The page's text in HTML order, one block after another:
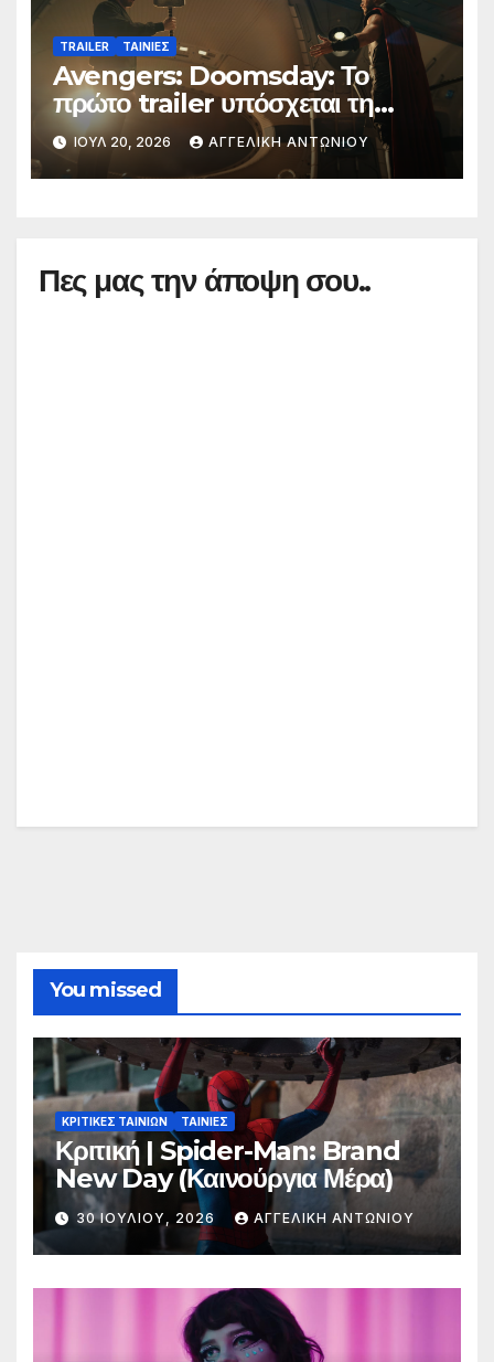
TRAILER ΤΑΙΝΙΕΣ
Avengers: Doomsday: Το
πρώτο trailer υπόσχεται τη
μεγαλύτερη μάχη στην ιστορία
της Marvel
ΙΟΎΛ 20, 2026 ΑΓΓΕΛΙΚΉ ΑΝΤΩΝΊΟΥ
Πες μας την άποψη σου..
You missed
ΚΡΙΤΙΚΕΣ ΤΑΙΝΙΩΝ ΤΑΙΝΙΕΣ
Κριτική | Spider-Man: Brand
New Day (Καινούργια Μέρα)
30 ΙΟΥΛΊΟΥ, 2026 ΑΓΓΕΛΙΚΉ ΑΝΤΩΝΊΟΥ